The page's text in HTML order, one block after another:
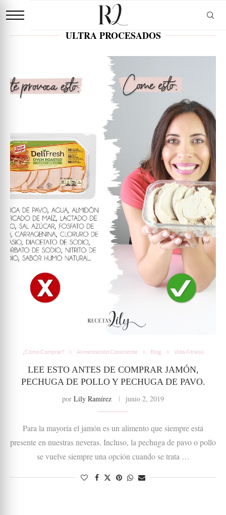
ULTRA PROCESADOS
¿Cómo Comprar? Alimentación Consciente Blog Vida Fitness
LEE ESTO ANTES DE COMPRAR JAMÓN,
PECHUGA DE POLLO Y PECHUGA DE PAVO.
por Lily Ramírez junio 2, 2019
Para la mayoría el jamón es un alimento que siempre está
presente en nuestras neveras. Incluso, la pechuga de pavo o pollo
se vuelve siempre una opción cuando se trata …